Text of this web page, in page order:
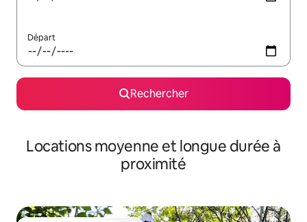
Départ
Rechercher
Locations moyenne et longue durée à
proximité